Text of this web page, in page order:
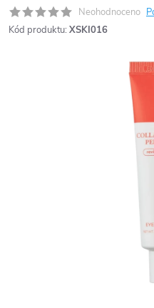
Neohodnoceno
Kód produktu: XSKI016